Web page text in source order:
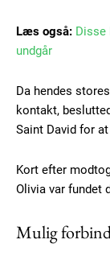
Læs også:
undgår
Da hendes
kontakt,
Saint David for
Kort efter
Olivia var fundet
Mulig